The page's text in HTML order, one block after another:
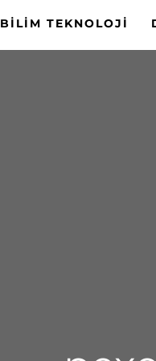
BILIM TEKNOLOJI